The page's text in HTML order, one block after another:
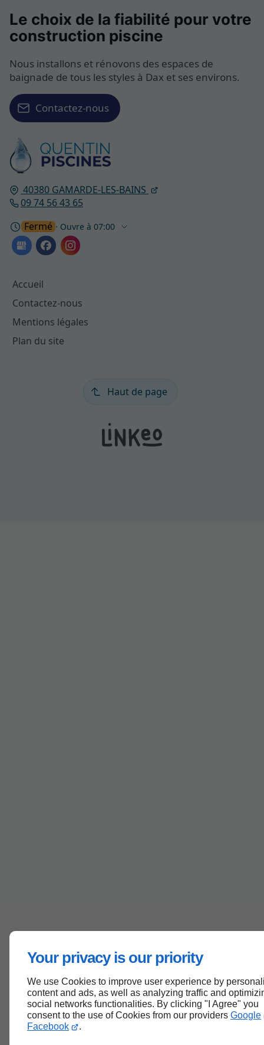
Your privacy is our priority
We use Cookies to improve user experience by
content and ads, as well as analyzing traffic and
social networks functionalities. By clicking "I Agree" you
consent to the use of Cookies from our providers Google
Facebook
.
40380 GAMARDE-LES-BAINS
09 74 56 43 65
Fermé ⋅ Ouvre à 07:00
Accueil
Contactez-nous
Mentions légales
Plan du site
Le choix de la fiabilité pour votre
construction piscine
Nous installons et rénovons des espaces de
baignade de tous les styles à Dax et ses environs.
Contactez-nous
Haut de page